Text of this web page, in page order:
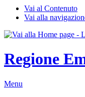
Vai al Contenuto
Vai alla
Regione
Menu